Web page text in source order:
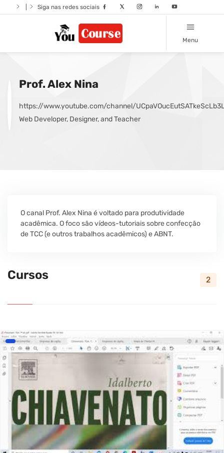
Siga nas redes sociais
Menu
Prof. Alex Nina
https://www.youtube.com/channel/
Web Developer, Designer, and Teacher
O canal Prof. Alex Nina é voltado para produtividade
acadêmica. O foco são vídeos-tutoriais sobre confecção
de TCC (e outros trabalhos acadêmicos) e ABNT.
Cursos 2